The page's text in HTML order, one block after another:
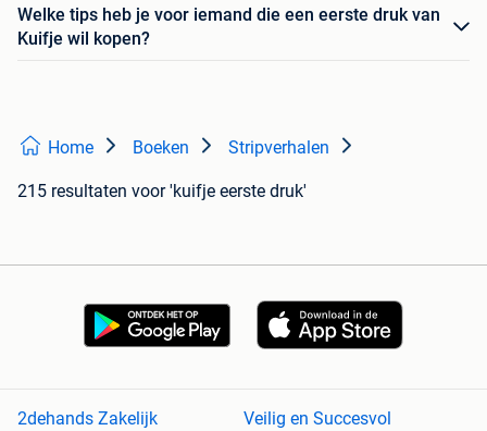
Welke tips heb je voor iemand die een eerste druk van
Kuifje wil kopen?
Home Boeken Stripverhalen
215 resultaten voor 'kuifje eerste druk'
2dehands Zakelijk
Veilig en Succesvol